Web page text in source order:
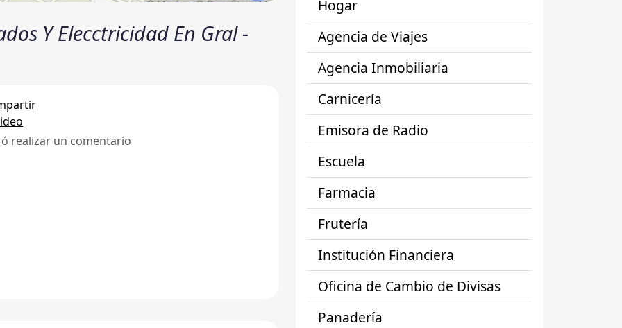
Y Elecctricidad En Gral -
realizar un comentario
Hogar
Agencia de Viajes
Agencia Inmobiliaria
Carnicería
Emisora de Radio
Escuela
Farmacia
Frutería
Institución Financiera
Oficina de Cambio de Divisas
Panadería